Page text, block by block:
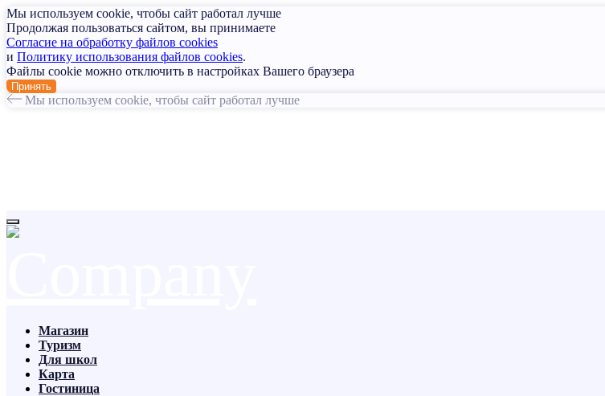
Мы используем cookie, чтобы сайт работал лучше
Продолжая пользоваться сайтом, вы принимаете
Согласие на обработку файлов cookies
и Политику использования файлов cookies.
Файлы cookie можно отключить в настройках Вашего браузера
Принять
Мы используем cookie, чтобы сайт работал лучше
Магазин
Туризм
Для школ
Карта
Гостиница